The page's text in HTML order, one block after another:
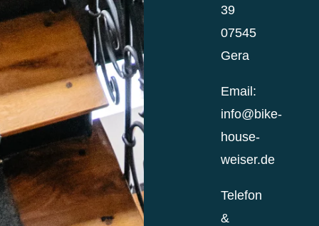
39
07545
Gera
Email:
info@bike-
house-
weiser.de
Telefon
&